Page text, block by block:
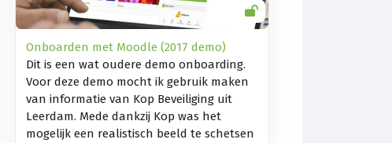
Onboarden met Moodle (2017 demo)
Dit is een wat oudere demo onboarding.
Voor deze demo mocht ik gebruik maken
van informatie van Kop Beveiliging uit
Leerdam. Mede dankzij Kop was het
mogelijk een realistisch beeld te schetsen